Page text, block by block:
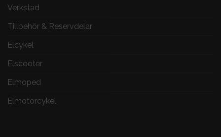
Verkstad
Tillbehör & Reservdelar
Elcykel
Elscooter
Elmoped
Elmotorcykel